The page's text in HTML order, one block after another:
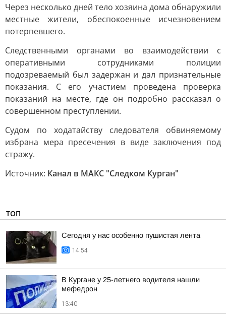
Через несколько дней тело хозяина дома обнаружили
местные жители, обеспокоенные исчезновением
потерпевшего.
Следственными органами во взаимодействии с
оперативными сотрудниками полиции
подозреваемый был задержан и дал признательные
показания. С его участием проведена проверка
показаний на месте, где он подробно рассказал о
совершенном преступлении.
Судом по ходатайству следователя обвиняемому
избрана мера пресечения в виде заключения под
стражу.
Источник: Канал в МАКС "Следком Курган"
ТОП
Сегодня у нас особенно пушистая лента
14:54
В Кургане у 25-летнего водителя нашли
мефедрон
13:40